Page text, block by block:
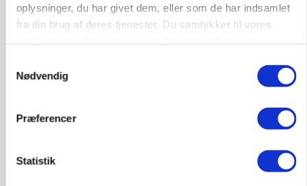
oplysninger, du har givet dem, eller som de har indsamlet
fra din brug af deres tjenester. Du samtykker til vores
Nødvendig
Præferencer
Statistik